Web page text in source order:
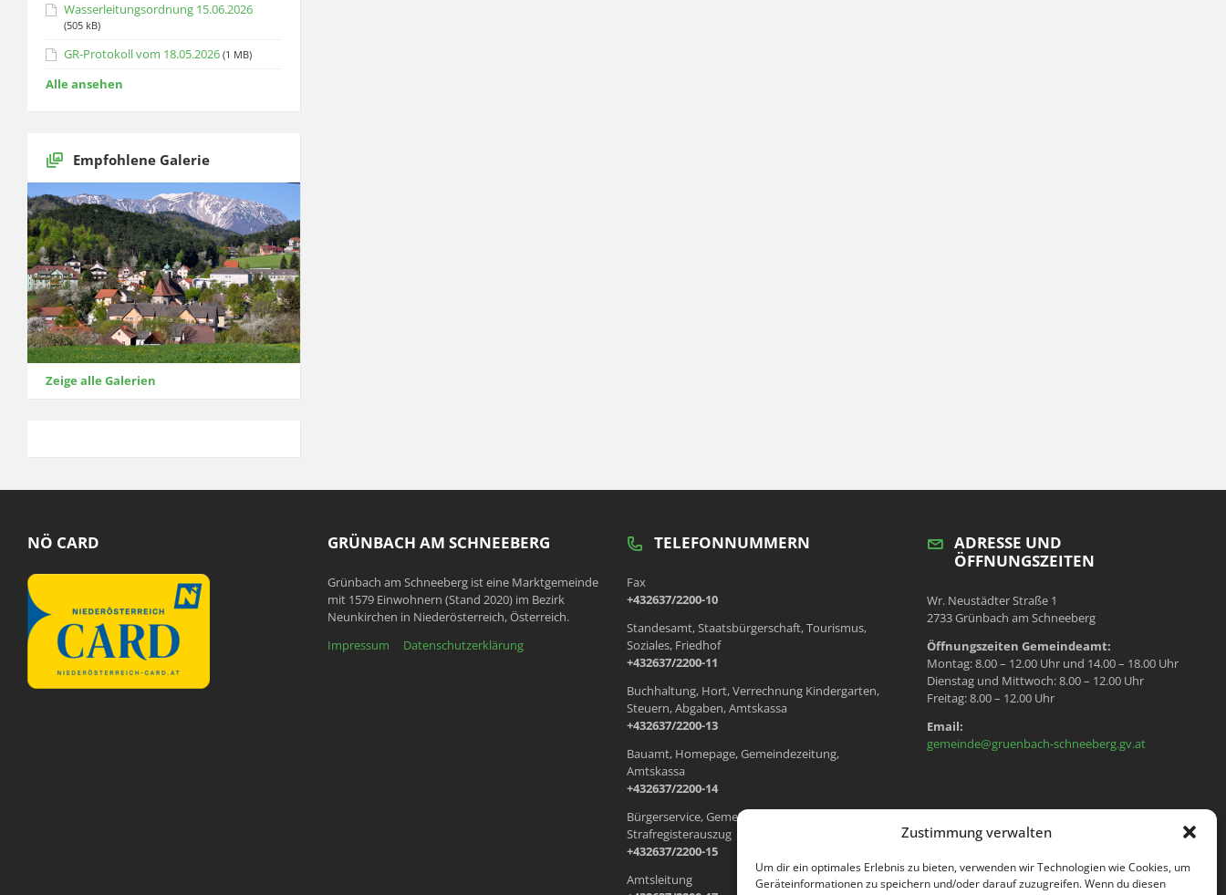
Zustimmung verwalten
Um dir ein optimales Erlebnis zu bieten, verwenden wir Technologien wie Cookies, um
Geräteinformationen zu speichern und/oder darauf zuzugreifen. Wenn du diesen
Wasserleitungsordnung 15.06.2026
(505 kB)
GR-Protokoll vom 18.05.2026 (1 MB)
Alle ansehen
Empfohlene Galerie
Zeige alle Galerien
NÖ CARD GRÜNBACH AM SCHNEEBERG
Grünbach am Schneeberg ist eine Marktgemeinde
mit 1579 Einwohnern (Stand 2020) im Bezirk
Neunkirchen in Niederösterreich, Österreich.
Impressum
Datenschutzerklärung
TELEFONNUMMERN
Fax
+432637/2200-10
Standesamt, Staatsbürgerschaft, Tourismus,
Soziales, Friedhof
+432637/2200-11
Buchhaltung, Hort, Verrechnung Kindergarten,
Steuern, Abgaben, Amtskassa
+432637/2200-13
Bauamt, Homepage, Gemeindezeitung,
Amtskassa
+432637/2200-14
Bürgerservice, Gemeindewohnungen, Meldeamt,
Strafregisterauszug
+432637/2200-15
Amtsleitung
ADRESSE UND
ÖFFNUNGSZEITEN
Wr. Neustädter Straße 1
2733 Grünbach am Schneeberg
Öffnungszeiten Gemeindeamt:
Montag: 8.00 – 12.00 Uhr und 14.00 – 18.00 Uhr
Dienstag und Mittwoch: 8.00 – 12.00 Uhr
Freitag: 8.00 – 12.00 Uhr
Email:
gemeinde@gruenbach-schneeberg.gv.at